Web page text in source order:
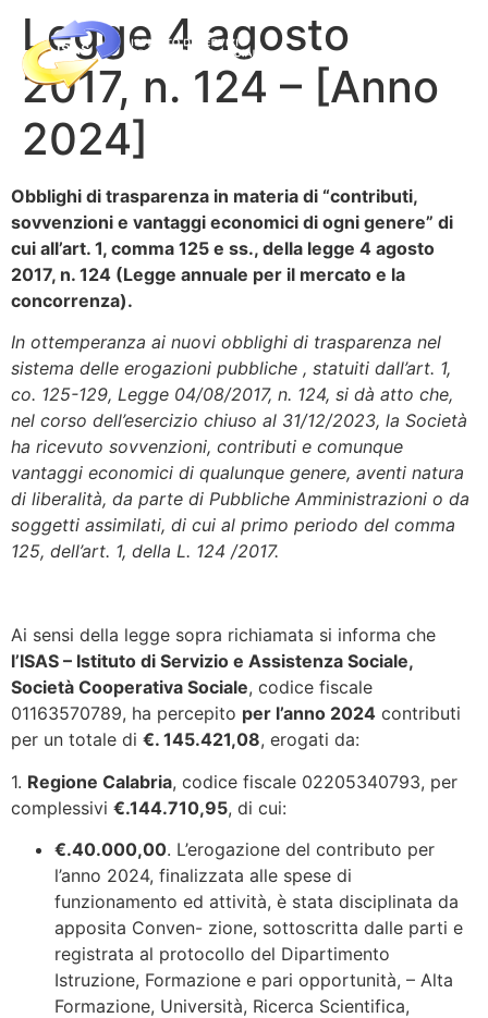
Legge 4 agosto
2017, n. 124 – [Anno
2024]
Obblighi di trasparenza in materia di “contributi,
sovvenzioni e vantaggi economici di ogni genere” di
cui all’art. 1, comma 125 e ss., della legge 4 agosto
2017, n. 124 (Legge annuale per il mercato e la
concorrenza).
In ottemperanza ai nuovi obblighi di trasparenza nel
sistema delle erogazioni pubbliche , statuiti dall’art. 1,
co. 125-129, Legge 04/08/2017, n. 124, si dà atto che,
nel corso dell’esercizio chiuso al 31/12/2023, la Società
ha ricevuto sovvenzioni, contributi e comunque
vantaggi economici di qualunque genere, aventi natura
di liberalità, da parte di Pubbliche Amministrazioni o da
soggetti assimilati, di cui al primo periodo del comma
125, dell’art. 1, della L. 124 /2017.
Ai sensi della legge sopra richiamata si informa che
l’ISAS – Istituto di Servizio e Assistenza Sociale,
Società Cooperativa Sociale, codice fiscale
01163570789, ha percepito per l’anno 2024 contributi
per un totale di €. 145.421,08, erogati da:
1. Regione Calabria, codice fiscale 02205340793, per
complessivi €.144.710,95, di cui:
€.40.000,00. L’erogazione del contributo per
l’anno 2024, finalizzata alle spese di
funzionamento ed attività, è stata disciplinata da
apposita Conven- zione, sottoscritta dalle parti e
registrata al protocollo del Dipartimento
Istruzione, Formazione e pari opportunità, – Alta
Formazione, Università, Ricerca Scientifica,